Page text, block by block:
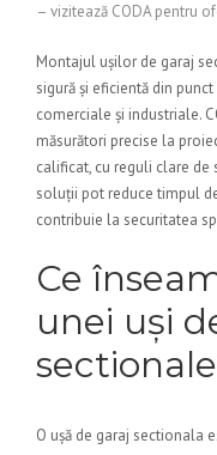
– vizitează CODA pentru
Montajul ușilor de garaj
sigură și eficientă din
comerciale și industriale.
măsurători precise la
calificat, cu reguli clare de
soluții pot reduce timpul
contribuie la securitatea
Ce
unei uși
O ușă de garaj sectionala